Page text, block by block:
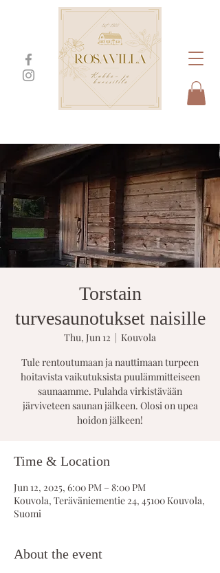
Torstain
turvesaunotukset naisille
Thu, Jun 12
  |
Kouvola
Tule rentoutumaan ja nauttimaan turpeen
hoitavista vaikutuksista puulämmitteiseen
saunaamme. Pulahda virkistävään
järviveteen saunan jälkeen. Olosi on upea
hoidon jälkeen!
Time & Location
Jun 12, 2025, 6:00 PM – 8:00 PM
Kouvola, Teräväniementie 24, 45100 Kouvola,
Suomi
About the event